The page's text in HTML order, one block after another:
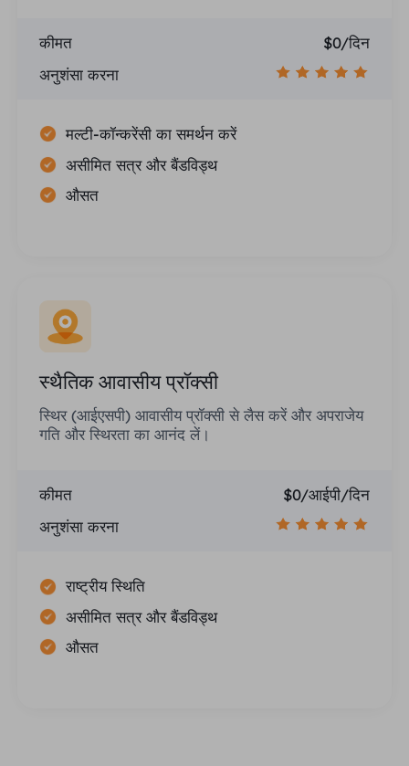
कीमत
$0/दिन
अनुशंसा करना
मल्टी-कॉन्करेंसी का समर्थन करें
असीमित सत्र और बैंडविड्थ
औसत
स्थैतिक आवासीय प्रॉक्सी
स्थिर (आईएसपी) आवासीय प्रॉक्सी से लैस करें और अपराजेय
गति और स्थिरता का आनंद लें।
कीमत
$0/आईपी/दिन
अनुशंसा करना
राष्ट्रीय स्थिति
असीमित सत्र और बैंडविड्थ
औसत